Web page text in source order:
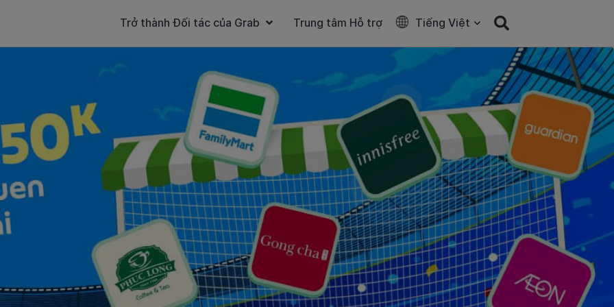
Trở thành Đối tác của Grab Trung tâm Hỗ trợ Tiếng Việt